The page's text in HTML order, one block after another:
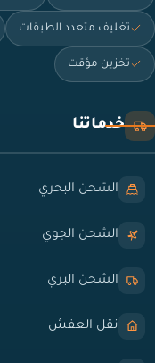
تغليف متعدد الطبقات
تخزين مؤقت
خدماتنا
الشحن البحري
الشحن الجوي
الشحن البري
نقل العفش